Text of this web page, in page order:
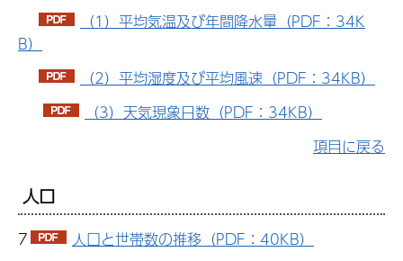
（1）平均気温及び年間降水量（PDF：34K
B）
（2）平均湿度及び平均風速（PDF：34KB）
（3）天気現象日数（PDF：34KB）
項目に戻る
人口
7
人口と世帯数の推移（PDF：40KB）